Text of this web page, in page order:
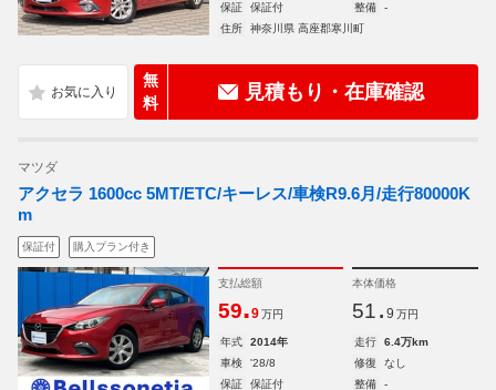
保証
保証付 整備
-
住所
神奈川県 高座郡寒川町
無
料
見積もり・在庫確認
マツダ
アクセラ 1600cc 5MT/ETC/キーレス/車検R9.6月/走行80000K
m
保証付 購入プラン付き
支払総額
59.9 万円
本体価格
51. 9 万円
年式 2014年 走行
6.4万km
車検
'28/8 修復
なし
保証
保証付 整備 -